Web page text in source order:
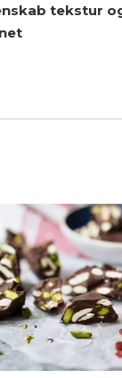
tekstur